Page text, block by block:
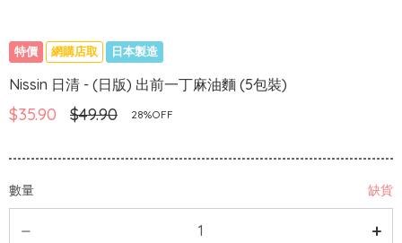
特價 網購店取 日本製造
Nissin 日清 - (日版) 出前一丁麻油麵 (5包裝)
$35.90 $49.90 28%OFF
數量 缺貨